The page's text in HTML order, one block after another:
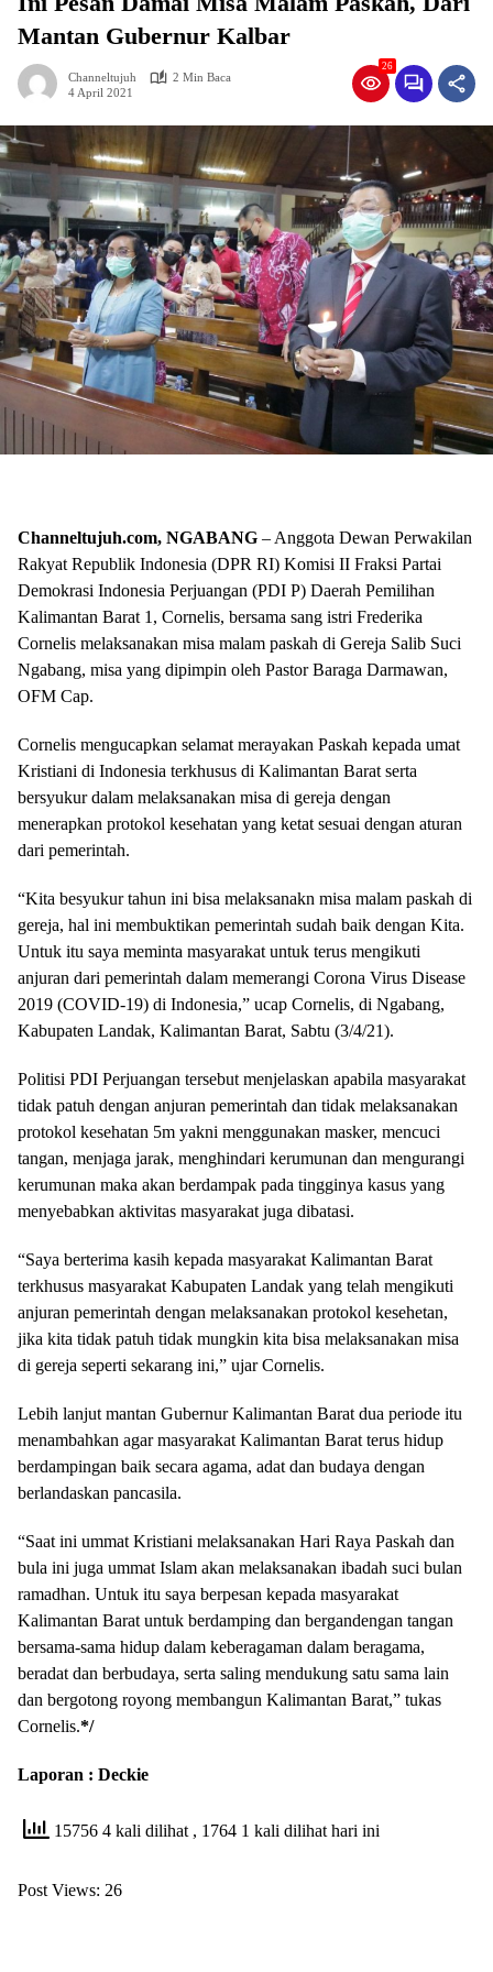
Mantan Gubernur Kalbar
Channeltujuh
2 Min Baca
4 April 2021
26
Channeltujuh.com, NGABANG – Anggota Dewan Perwakilan
Rakyat Republik Indonesia (DPR RI) Komisi II Fraksi Partai
Demokrasi Indonesia Perjuangan (PDI P) Daerah Pemilihan
Kalimantan Barat 1, Cornelis, bersama sang istri Frederika
Cornelis melaksanakan misa malam paskah di Gereja Salib Suci
Ngabang, misa yang dipimpin oleh Pastor Baraga Darmawan,
OFM Cap.
Cornelis mengucapkan selamat merayakan Paskah kepada umat
Kristiani di Indonesia terkhusus di Kalimantan Barat serta
bersyukur dalam melaksanakan misa di gereja dengan
menerapkan protokol kesehatan yang ketat sesuai dengan aturan
dari pemerintah.
“Kita besyukur tahun ini bisa melaksanakn misa malam paskah di
gereja, hal ini membuktikan pemerintah sudah baik dengan Kita.
Untuk itu saya meminta masyarakat untuk terus mengikuti
anjuran dari pemerintah dalam memerangi Corona Virus Disease
2019 (COVID-19) di Indonesia,” ucap Cornelis, di Ngabang,
Kabupaten Landak, Kalimantan Barat, Sabtu (3/4/21).
Politisi PDI Perjuangan tersebut menjelaskan apabila masyarakat
tidak patuh dengan anjuran pemerintah dan tidak melaksanakan
protokol kesehatan 5m yakni menggunakan masker, mencuci
tangan, menjaga jarak, menghindari kerumunan dan mengurangi
kerumunan maka akan berdampak pada tingginya kasus yang
menyebabkan aktivitas masyarakat juga dibatasi.
“Saya berterima kasih kepada masyarakat Kalimantan Barat
terkhusus masyarakat Kabupaten Landak yang telah mengikuti
anjuran pemerintah dengan melaksanakan protokol kesehetan,
jika kita tidak patuh tidak mungkin kita bisa melaksanakan misa
di gereja seperti sekarang ini,” ujar Cornelis.
Lebih lanjut mantan Gubernur Kalimantan Barat dua periode itu
menambahkan agar masyarakat Kalimantan Barat terus hidup
berdampingan baik secara agama, adat dan budaya dengan
berlandaskan pancasila.
“Saat ini ummat Kristiani melaksanakan Hari Raya Paskah dan
bula ini juga ummat Islam akan melaksanakan ibadah suci bulan
ramadhan. Untuk itu saya berpesan kepada masyarakat
Kalimantan Barat untuk berdamping dan bergandengan tangan
bersama-sama hidup dalam keberagaman dalam beragama,
beradat dan berbudaya, serta saling mendukung satu sama lain
dan bergotong royong membangun Kalimantan Barat,” tukas
Cornelis.*/
Laporan : Deckie
15756 4 kali dilihat , 1764 1 kali dilihat hari ini
Post Views: 26